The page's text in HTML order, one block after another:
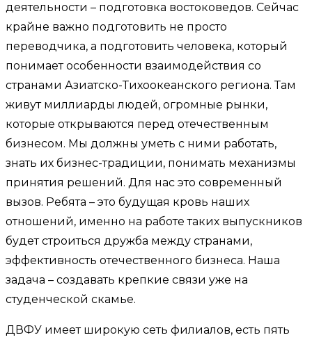
деятельности – подготовка востоковедов. Сейчас
крайне важно подготовить не просто
переводчика, а подготовить человека, который
понимает особенности взаимодействия со
странами Азиатско-Тихоокеанского региона. Там
живут миллиарды людей, огромные рынки,
которые открываются перед отечественным
бизнесом. Мы должны уметь с ними работать,
знать их бизнес-традиции, понимать механизмы
принятия решений. Для нас это современный
вызов. Ребята – это будущая кровь наших
отношений, именно на работе таких выпускников
будет строиться дружба между странами,
эффективность отечественного бизнеса. Наша
задача – создавать крепкие связи уже на
студенческой скамье.
ДВФУ имеет широкую сеть филиалов, есть пять